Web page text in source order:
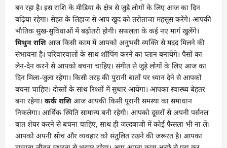
बन रहा है। इस राशि के मीडिया के क्षेत्र से जुड़े लोगों के लिए आज का दिन
बढ़िया रहेगा। सेहत के लिहाज से आप खुद को तरोताजा महसूस करेंगे। आपकी
भौतिक सुख-सुविधाओं में बढ़ोतरी होगी। सफलता के कई नए मार्ग खुलेंगे।
मिथुन राशि आज किसी काम में आपको अनुभवी व्यक्ति से मदद मिलने की
संभावना है। परिवारवालों के साथ शॉपिंग करने का प्लान बनायेंगे। पैसों का
लेन-देन करने से आपको बचना चाहिए। संगीत से जुड़े लोगों के लिए आज का
दिन मिला-जुला रहेगा। किसी तरह की पुरानी बातों पर ध्यान देने से आपको
बचना चाहिए। दोस्तों के साथ रिश्तों में सुधार आयेगा। आपका स्वास्थ्य बेहतर
बना रहेगा। कर्क राशि आज आपकी किसी पूरानी समस्या का समाधान
निकलेगा। आर्थिक स्थिति सामान्य बनी रहेगी। आपको दूसरों से अपनी पर्सनल
बात शेयर करने से बचना चाहिए, साथ ही जल्दबाजी में कोई फैसला भी ना लें।
आपको अपनी सोच और व्यवहार को संतुलित रखने की जरूरत है। आपका